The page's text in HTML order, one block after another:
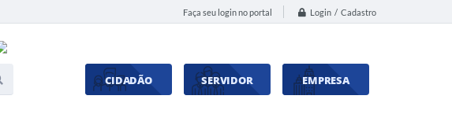
Faça seu login no portal Login / Cadastro
CIDADÃO SERVIDOR EMPRESA